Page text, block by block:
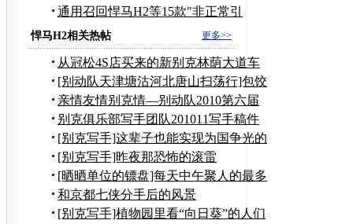
货
通用召回悍马H2等15款"非正常引
进"车型
更多>>
悍马H2相关热帖
从冠松4S店买来的新别克林荫大道车
竟然是辆问题车！
[别动队天津塘沽河北唐山扫荡行]包饺
子吃海鲜晒腊肠
亲情友情别克情—别动队2010第六届
年会
别克俱乐部写手团队201011写手稿件
汇总专贴
[别克写手]这辈子也能实现为国争光的
梦想
[别克写手]昨夜那恐怖的滚雷
[晒晒单位的镖盘]每天中午聚人的最多
的地方
和京都七侠分手后的风景
[别克写手]植物园里看“向日葵”的人们